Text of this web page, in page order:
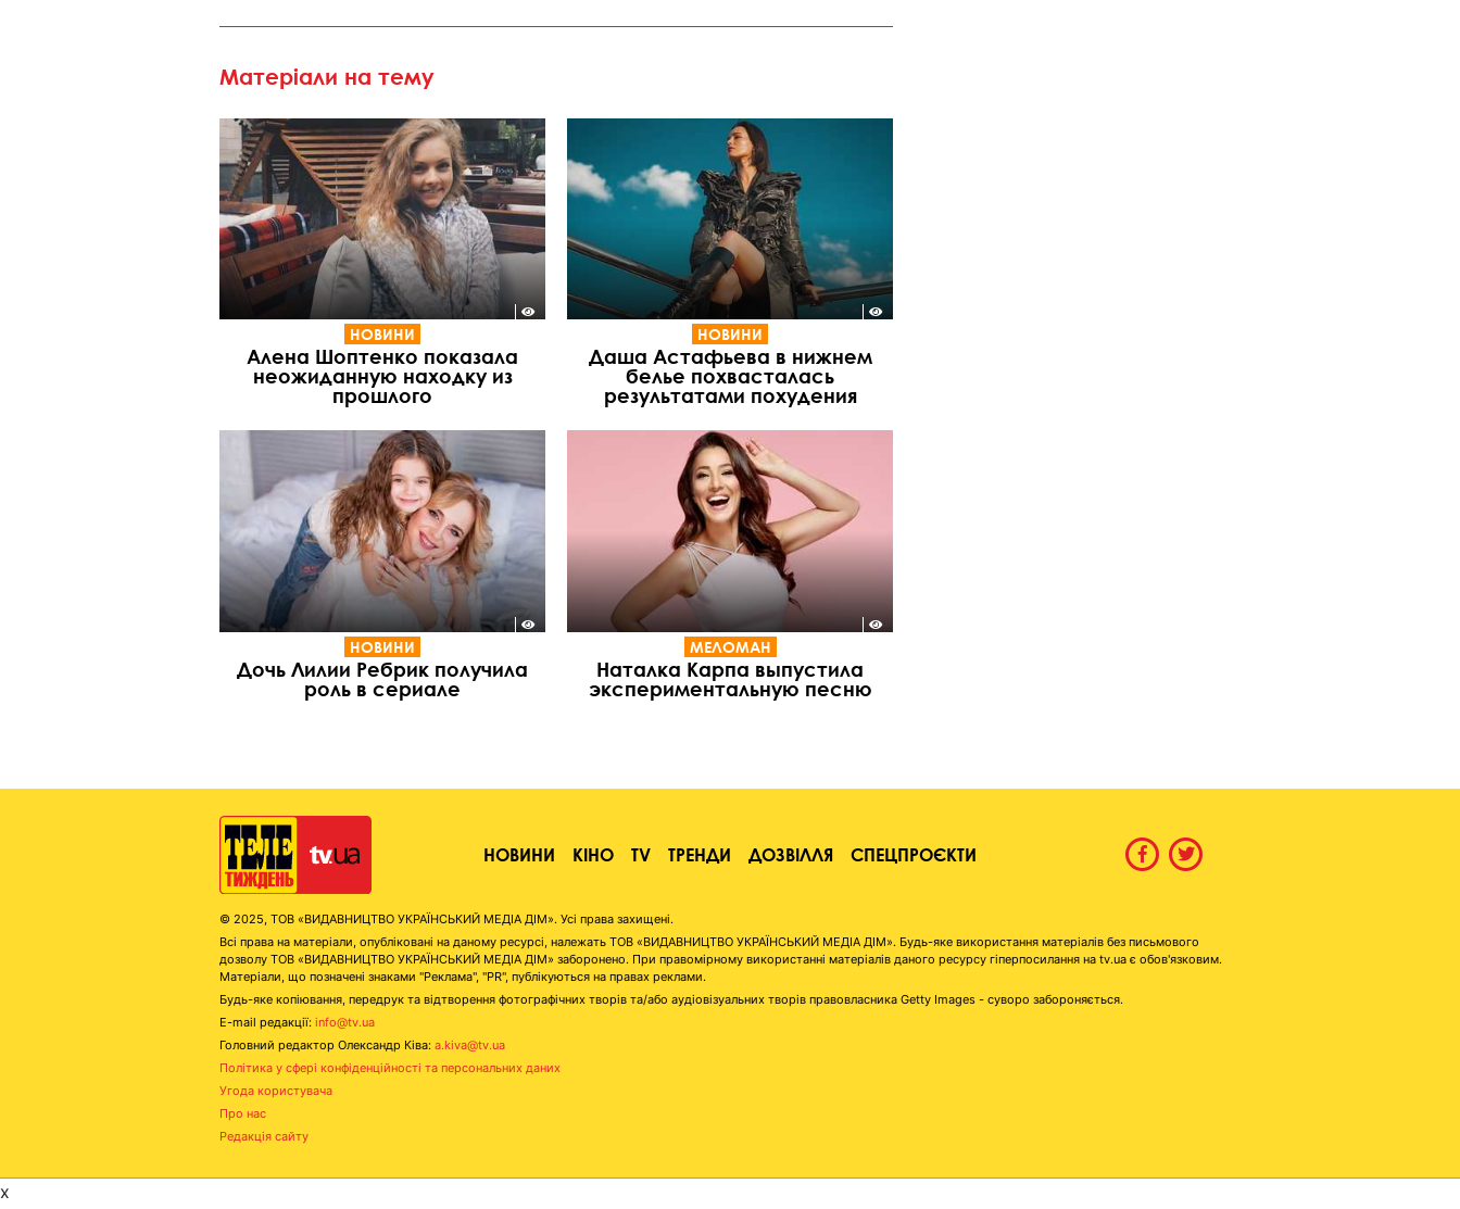
Матеріали на тему
НОВИНИ
Алена Шоптенко показала
неожиданную находку из
прошлого
НОВИНИ
Даша Астафьева в нижнем
белье похвасталась
результатами похудения
НОВИНИ
Дочь Лилии Ребрик получила
роль в сериале
МЕЛОМАН
Наталка Карпа выпустила
экспериментальную песню
НОВИНИ КІНО TV ТРЕНДИ ДОЗВІЛЛЯ СПЕЦПРОЄКТИ
© 2025, ТОВ «ВИДАВНИЦТВО УКРАЇНСЬКИЙ МЕДІА ДІМ». Усі права захищені.
Всі права на матеріали, опубліковані на даному ресурсі, належать ТОВ «ВИДАВНИЦТВО УКРАЇНСЬКИЙ МЕДІА ДІМ». Будь-яке використання матеріалів без письмового
дозволу ТОВ «ВИДАВНИЦТВО УКРАЇНСЬКИЙ МЕДІА ДІМ» заборонено. При правомірному використанні матеріалів даного ресурсу гіперпосилання на tv.ua є обов'язковим.
Матеріали, що позначені знаками "Реклама", "PR", публікуються на правах реклами.
Будь-яке копіювання, передрук та відтворення фотографічних творів та/або аудіовізуальних творів правовласника Getty Images - суворо забороняється.
E-mail редакції: info@tv.ua
Головний редактор Олександр Ківа: a.kiva@tv.ua
Політика у сфері конфіденційності та персональних даних
Угода користувача
Про нас
Редакція сайту
x